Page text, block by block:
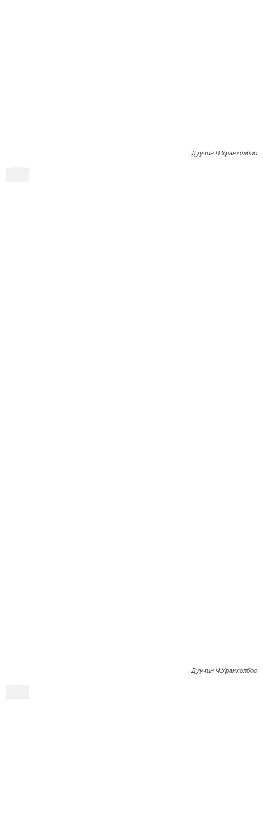
Дуучин Ч.Уранхолбоо
Дуучин Ч.Уранхолбоо